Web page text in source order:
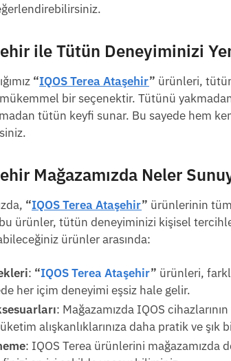
ile Tütün Deneyiminizi
“IQOS Terea Ataşehir” ürünleri,
bir seçenektir. Tütünü yakmadan
tütün keyfi sunar. Bu sayede hem
Mağazamızda Neler
“IQOS Terea Ataşehir” ürünlerinin
ürünler, tütün deneyiminizi kişisel
ürünler arasında:
: “IQOS Terea Ataşehir” ürünleri,
her içim deneyimi eşsiz hale gelir.
: Mağazamızda IQOS
alışkanlıklarınıza daha pratik ve
: IQOS Terea ürünlerini mağazamızda